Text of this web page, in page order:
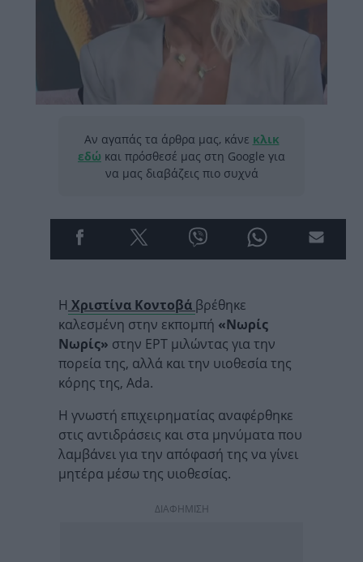
Αν αγαπάς τα άρθρα μας, κάνε κλικ
εδώ και πρόσθεσέ μας στη Google για
να μας διαβάζεις πιο συχνά
Η Χριστίνα Κοντοβά βρέθηκε
καλεσμένη στην εκπομπή «Νωρίς
Νωρίς» στην ΕΡΤ μιλώντας για την
πορεία της, αλλά και την υιοθεσία της
κόρης της, Ada.
Η γνωστή επιχειρηματίας αναφέρθηκε
στις αντιδράσεις και στα μηνύματα που
λαμβάνει για την απόφασή της να γίνει
μητέρα μέσω της υιοθεσίας.
ΔΙΑΦΗΜΙΣΗ